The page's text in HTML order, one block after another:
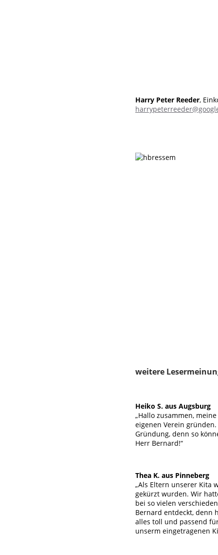
Harry Peter Reeder,
weitere
Heiko S. aus Augsburg
„Hallo zusammen,
eigenen Verein
Gründung, denn so
Herr Bernard!“
Thea K. aus Pinneberg
„Als Eltern unserer Kita
gekürzt wurden. Wir
bei so vielen
Bernard entdeckt, denn
alles toll und passend
unserm eingetragenen